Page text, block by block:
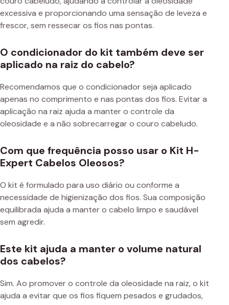
excessiva e proporcionando uma sensação de leveza e
frescor, sem ressecar os fios nas pontas.
O condicionador do kit também deve ser
aplicado na raiz do cabelo?
Recomendamos que o condicionador seja aplicado
apenas no comprimento e nas pontas dos fios. Evitar a
aplicação na raiz ajuda a manter o controle da
oleosidade e a não sobrecarregar o couro cabeludo.
Com que frequência posso usar o Kit H-
Expert Cabelos Oleosos?
O kit é formulado para uso diário ou conforme a
necessidade de higienização dos fios. Sua composição
equilibrada ajuda a manter o cabelo limpo e saudável
sem agredir.
Este kit ajuda a manter o volume natural
dos cabelos?
Sim. Ao promover o controle da oleosidade na raiz, o kit
ajuda a evitar que os fios fiquem pesados e grudados,